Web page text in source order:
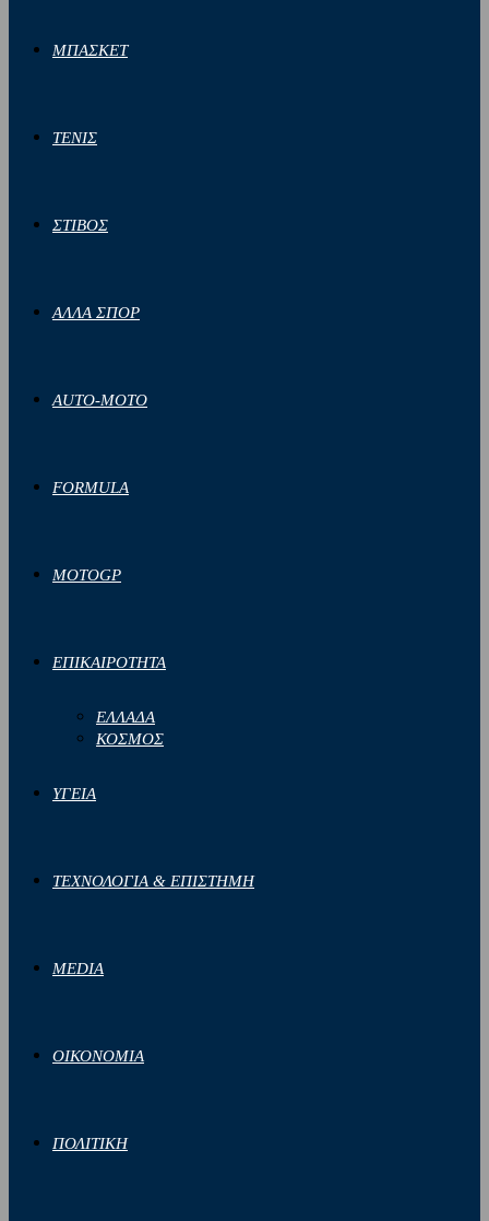
ΜΠΑΣΚΕΤ
ΤΕΝΙΣ
ΣΤΙΒΟΣ
ΑΛΛΑ ΣΠΟΡ
AUTO-MOTO
FORMULA
MOTOGP
ΕΠΙΚΑΙΡΟΤΗΤΑ
ΕΛΛΑΔΑ
ΚΟΣΜΟΣ
ΥΓΕΙΑ
ΤΕΧΝΟΛΟΓΙΑ & ΕΠΙΣΤΗΜΗ
MEDIA
ΟΙΚΟΝΟΜΙΑ
ΠΟΛΙΤΙΚΗ